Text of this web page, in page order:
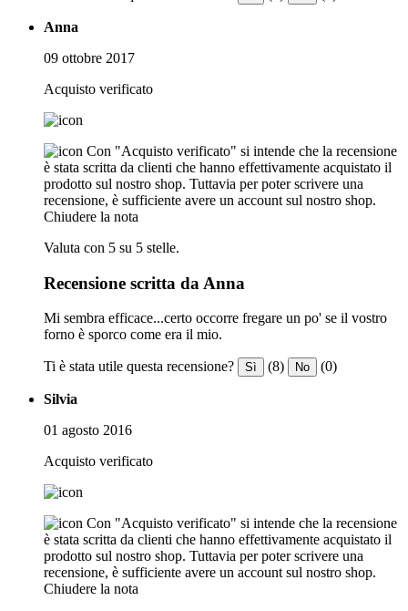
Anna
09 ottobre 2017
Acquisto verificato
Con "Acquisto verificato" si intende che la recensione
è stata scritta da clienti che hanno effettivamente acquistato il
prodotto sul nostro shop. Tuttavia per poter scrivere una
recensione, è sufficiente avere un account sul nostro shop.
Chiudere la nota
Valuta con 5 su 5 stelle.
Recensione scritta da Anna
Mi sembra efficace...certo occorre fregare un po' se il vostro
forno è sporco come era il mio.
Ti è stata utile questa recensione? Sì (8) No (0)
Silvia
01 agosto 2016
Acquisto verificato
Con "Acquisto verificato" si intende che la recensione
è stata scritta da clienti che hanno effettivamente acquistato il
prodotto sul nostro shop. Tuttavia per poter scrivere una
recensione, è sufficiente avere un account sul nostro shop.
Chiudere la nota